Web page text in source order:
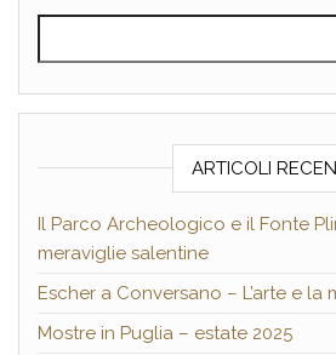
ARTICOLI
Il Parco Archeologico e il Fonte
meraviglie salentine
Escher a Conversano – L’arte e la
Mostre in Puglia – estate 2025